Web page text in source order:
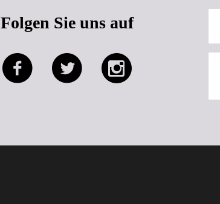
Folgen Sie uns auf